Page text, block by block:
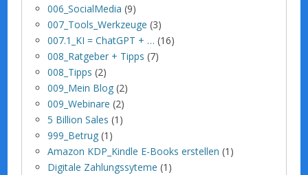
006_SocialMedia (9)
007_Tools_Werkzeuge (3)
007.1_KI = ChatGPT + … (16)
008_Ratgeber + Tipps (7)
008_Tipps (2)
009_Mein Blog (2)
009_Webinare (2)
5 Billion Sales (1)
999_Betrug (1)
Amazon KDP_Kindle E-Books erstellen (1)
Digitale Zahlungssyteme (1)